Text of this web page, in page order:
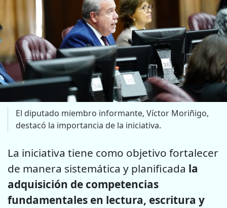
El diputado miembro informante, Víctor Moriñigo,
destacó la importancia de la iniciativa.
La iniciativa tiene como objetivo fortalecer
de manera sistemática y planificada la
adquisición de competencias
fundamentales en lectura, escritura y